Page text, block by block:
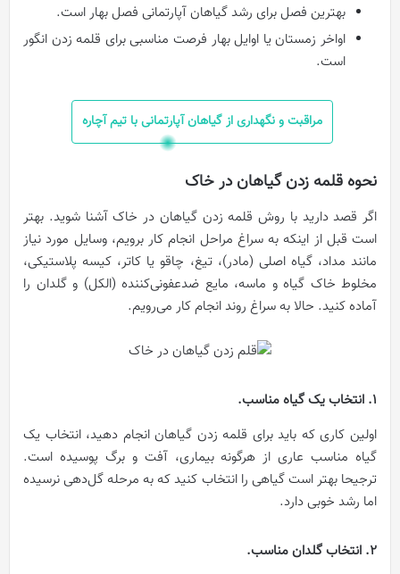
بهترین فصل برای رشد گیاهان آپارتمانی فصل بهار است.
اواخر زمستان یا اوایل بهار فرصت مناسبی برای قلمه زدن انگور
است.
مراقبت و نگهداری از گیاهان آپارتمانی با تیم آچاره
نحوه قلمه زدن گیاهان در خاک
اگر قصد دارید با روش قلمه زدن گیاهان در خاک آشنا شوید. بهتر
است قبل از اینکه به سراغ مراحل انجام کار برویم، وسایل مورد نیاز
مانند مداد، گیاه اصلی (مادر)، تیغ، چاقو یا کاتر، کیسه پلاستیکی،
مخلوط خاک گیاه و ماسه، مایع ضدعفونی‌کننده (الکل) و گلدان را
آماده کنید. حالا به سراغ روند انجام کار می‌رویم.
1. انتخاب یک گیاه مناسب.
اولین کاری که باید برای قلمه زدن گیاهان انجام دهید، انتخاب یک
گیاه مناسب عاری از هرگونه بیماری، آفت و برگ پوسیده است.
ترجیحا بهتر است گیاهی را انتخاب کنید که به مرحله گل‌دهی نرسیده
اما رشد خوبی دارد.
2. انتخاب گلدان مناسب.